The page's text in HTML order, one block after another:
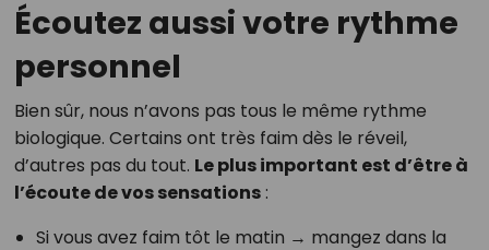
Écoutez aussi votre rythme
personnel
Bien sûr, nous n’avons pas tous le même rythme
biologique. Certains ont très faim dès le réveil,
d’autres pas du tout. Le plus important est d’être à
l’écoute de vos sensations:
Si vous avez faim tôt le matin → mangez dans la